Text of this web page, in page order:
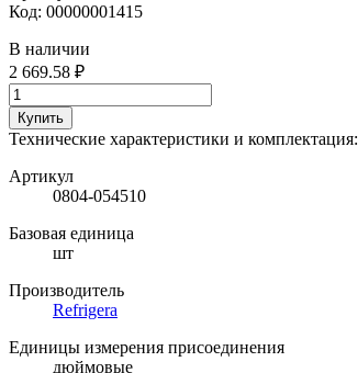
Код: 00000001415
В наличии
2 669.58 ₽
Купить
Технические характеристики и комплектация:
Артикул
0804-054510
Базовая единица
шт
Производитель
Refrigera
Единицы измерения присоединения
дюймовые